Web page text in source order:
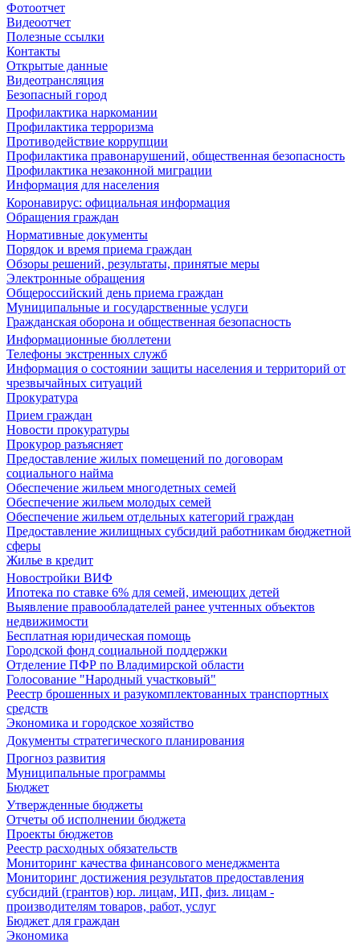
Фотоотчет
Видеоотчет
Полезные ссылки
Контакты
Открытые данные
Видеотрансляция
Безопасный город
Профилактика наркомании
Профилактика терроризма
Противодействие коррупции
Профилактика правонарушений, общественная безопасность
Профилактика незаконной миграции
Информация для населения
Коронавирус: официальная информация
Обращения граждан
Нормативные документы
Порядок и время приема граждан
Обзоры решений, результаты, принятые меры
Электронные обращения
Общероссийский день приема граждан
Муниципальные и государственные услуги
Гражданская оборона и общественная безопасность
Информационные бюллетени
Телефоны экстренных служб
Информация о состоянии защиты населения и территорий от
чрезвычайных ситуаций
Прокуратура
Прием граждан
Новости прокуратуры
Прокурор разъясняет
Предоставление жилых помещений по договорам
социального найма
Обеспечение жильем многодетных семей
Обеспечение жильем молодых семей
Обеспечение жильем отдельных категорий граждан
Предоставление жилищных субсидий работникам бюджетной
сферы
Жилье в кредит
Новостройки ВИФ
Ипотека по ставке 6% для семей, имеющих детей
Выявление правообладателей ранее учтенных объектов
недвижимости
Бесплатная юридическая помощь
Городской фонд социальной поддержки
Отделение ПФР по Владимирской области
Голосование "Народный участковый"
Реестр брошенных и разукомплектованных транспортных
средств
Экономика и городское хозяйство
Документы стратегического планирования
Прогноз развития
Муниципальные программы
Бюджет
Утвержденные бюджеты
Отчеты об исполнении бюджета
Проекты бюджетов
Реестр расходных обязательств
Мониторинг качества финансового менеджмента
Мониторинг достижения результатов предоставления
субсидий (грантов) юр. лицам, ИП, физ. лицам -
производителям товаров, работ, услуг
Бюджет для граждан
Экономика